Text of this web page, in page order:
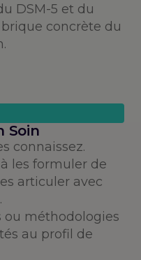
DSM-5 et du
concrète du
Soin
connaissez.
les formuler de
articuler avec
ou méthodologies
au profil de